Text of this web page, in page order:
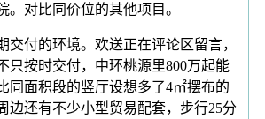
。对比同价位的其他项目。
付的环境。欢送正在评论区留言，
只按时交付，中环桃源里800万起能
同面积段的竖厅设想多了4㎡摆布的
边还有不少小型贸易配套，步行25分